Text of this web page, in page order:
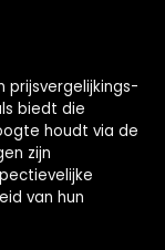
prijsvergelijkings-
biedt die
houdt via de
zijn
van hun